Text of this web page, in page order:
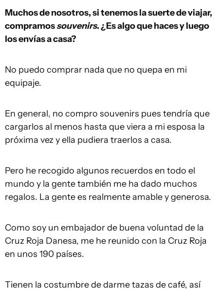
Muchos de nosotros, si tenemos la suerte de viajar,
compramossouvenirs. ¿Es algo que haces y luego
los envías a casa?
No puedo comprar nada que no quepa en mi
equipaje.
En general, no compro souvenirs pues tendría que
cargarlos al menos hasta que viera a mi esposa la
próxima vez y ella pudiera traerlos a casa.
Pero he recogido algunos recuerdos en todo el
mundo y la gente también me ha dado muchos
regalos. La gente es realmente amable y generosa.
Como soy un embajador de buena voluntad de la
Cruz Roja Danesa, me he reunido con la Cruz Roja
en unos 190 países.
Tienen la costumbre de darme tazas de café, así